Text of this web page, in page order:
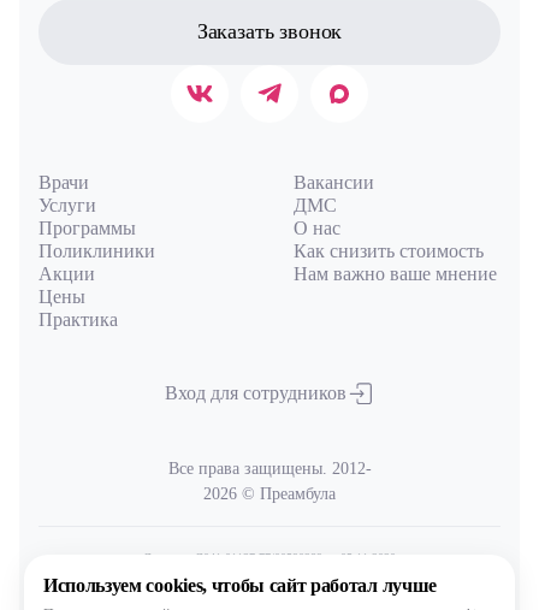
Заказать звонок
Врачи
Услуги
Программы
Поликлиники
Акции
Цены
Практика
Вакансии
ДМС
О нас
Как снизить стоимость
Нам важно ваше мнение
Вход для сотрудников
Все права защищены. 2012-
2026 © Преамбула
Лицензия Л041-01137-77/00590289 от 05.11.2020
выдана Министерством здравоохранения Московской области
Используем cookies, чтобы сайт работал лучше